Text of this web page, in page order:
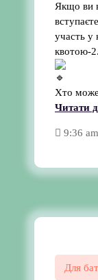
Якщо ви
участь у
квотою-2.
Хто
Читати
9:36 am
Для